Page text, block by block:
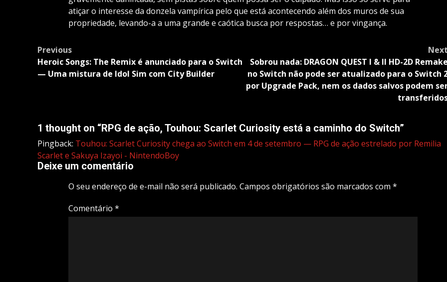
atiçar o interesse da donzela vampírica pelo que está acontecendo além dos muros de sua
propriedade, levando-a a uma grande e caótica busca por respostas… e por vingança.
Post
navigation
Previous
Heroic Songs: The Remix é anunciado para o Switch
— Uma mistura de Idol Sim com City Builder
Next
Sobrou nada: DRAGON QUEST I & II HD-2D Remake
no Switch não pode ser atualizado para o Switch
por Upgrade Pack, nem os dados salvos podem
1 thought on “RPG de ação, Touhou: Scarlet Curiosity está a caminho do Switch”
Pingback: Touhou: Scarlet Curiosity chega ao Switch em 4 de setembro — RPG de ação estrelado por Remilia
Scarlet e Sakuya Izayoi - NintendoBoy
Deixe um comentário
O seu endereço de e-mail não será publicado. Campos obrigatórios são marcados com *
Comentário *